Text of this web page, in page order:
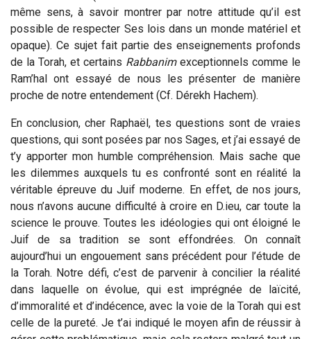
même sens, à savoir montrer par notre attitude qu’il est
possible de respecter Ses lois dans un monde matériel et
opaque). Ce sujet fait partie des enseignements profonds
de la Torah, et certains Rabbanim exceptionnels comme le
Ram’hal ont essayé de nous les présenter de manière
proche de notre entendement (Cf. Dérekh Hachem).
En conclusion, cher Raphaël, tes questions sont de vraies
questions, qui sont posées par nos Sages, et j’ai essayé de
t’y apporter mon humble compréhension. Mais sache que
les dilemmes auxquels tu es confronté sont en réalité la
véritable épreuve du Juif moderne. En effet, de nos jours,
nous n’avons aucune difficulté à croire en D.ieu, car toute la
science le prouve. Toutes les idéologies qui ont éloigné le
Juif de sa tradition se sont effondrées. On connaît
aujourd’hui un engouement sans précédent pour l’étude de
la Torah. Notre défi, c’est de parvenir à concilier la réalité
dans laquelle on évolue, qui est imprégnée de laïcité,
d’immoralité et d’indécence, avec la voie de la Torah qui est
celle de la pureté. Je t’ai indiqué le moyen afin de réussir à